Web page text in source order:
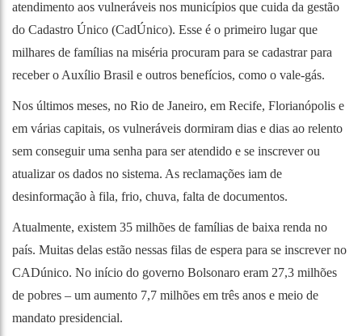
atendimento aos vulneráveis nos municípios que cuida da gestão
do Cadastro Único (CadÚnico). Esse é o primeiro lugar que
milhares de famílias na miséria procuram para se cadastrar para
receber o Auxílio Brasil e outros benefícios, como o vale-gás.
Nos últimos meses, no Rio de Janeiro, em Recife, Florianópolis e
em várias capitais, os vulneráveis dormiram dias e dias ao relento
sem conseguir uma senha para ser atendido e se inscrever ou
atualizar os dados no sistema. As reclamações iam de
desinformação à fila, frio, chuva, falta de documentos.
Atualmente, existem 35 milhões de famílias de baixa renda no
país. Muitas delas estão nessas filas de espera para se inscrever no
CADúnico. No início do governo Bolsonaro eram 27,3 milhões
de pobres – um aumento 7,7 milhões em três anos e meio de
mandato presidencial.